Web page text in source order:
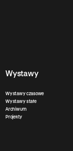
Wystawy
Wystawy czasowe
Wystawy stałe
Archiwum
Projekty